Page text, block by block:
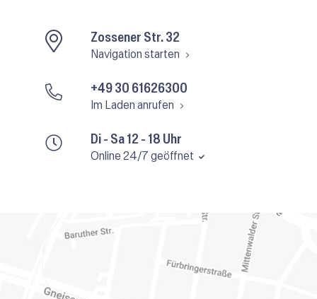
Di - Sa 12 - 18 Uhr
Online 24/7 geöffnet
Zossener Str. 32
Navigation starten
+49 30 61626300
Im Laden anrufen